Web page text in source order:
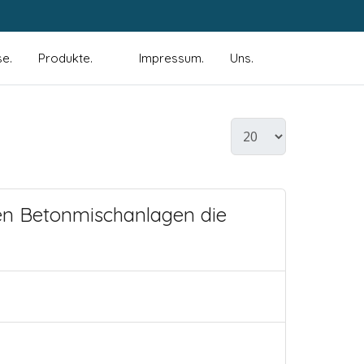
Produkte. Impressum. Uns.
Betonmischanlagen die